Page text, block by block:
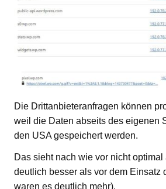
Die Drittanbieteranfragen können
weil die Daten abseits des eigenen
den USA gespeichert werden.
Das sieht nach wie vor nicht optimal
deutlich besser als vor dem Einsatz
waren es deutlich mehr).